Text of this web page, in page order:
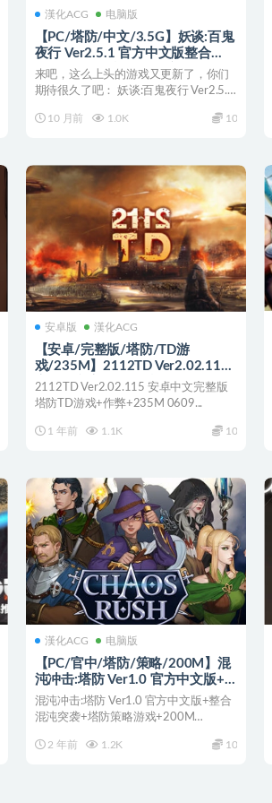
漢化ACG 电脑版
【PC/塔防/中文/3.5G】妖谈:百鬼
夜行 Ver2.5.1 官方中文版整合
DLC+策略塔防游戏+更新+3.5G
来吧，这么上头的游戏又更新了，你们
期待很久了吧： 妖谈:百鬼夜行 Ver2.5.1
10 月前
1.0K 10
安卓版 漢化ACG
【安卓/完整版/塔防/TD游
戏/235M】2112TD Ver2.02.115
安卓中文完整版 塔防TD游戏+作弊
+235M
2112TD Ver2.02.115 安卓中文完整版
塔防TD游戏+作弊+235M 0609...
1 年前 1.1K 10
漢化ACG 电脑版
【PC/官中/塔防/策略/200M】混
沌冲击:塔防 Ver1.0 官方中文版+整
合混沌突袭+塔防策略游戏+200M
混沌冲击:塔防 Ver1.0 官方中文版+整合
混沌突袭+塔防策略游戏+200M
2 年前
1.2K 10